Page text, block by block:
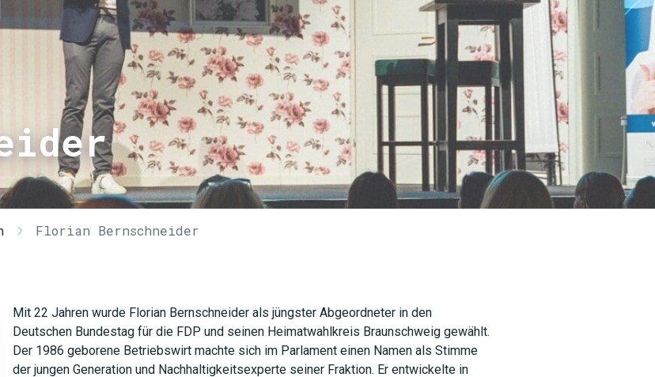
Florian Bernschneider
Mit 22 Jahren wurde Florian Bernschneider als jüngster Abgeordneter in den
Deutschen Bundestag für die FDP und seinen Heimatwahlkreis Braunschweig gewählt.
Der 1986 geborene Betriebswirt machte sich im Parlament einen Namen als Stimme
der jungen Generation und Nachhaltigkeitsexperte seiner Fraktion. Er entwickelte in